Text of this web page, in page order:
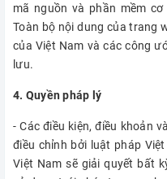
mã nguồn và phần mềm
Toàn bộ nội dung của trang
của Việt Nam và các công
lưu.
4. Quyền pháp lý
- Các điều kiện, điều khoản
điều chỉnh bởi luật pháp
Việt Nam sẽ giải quyết bất